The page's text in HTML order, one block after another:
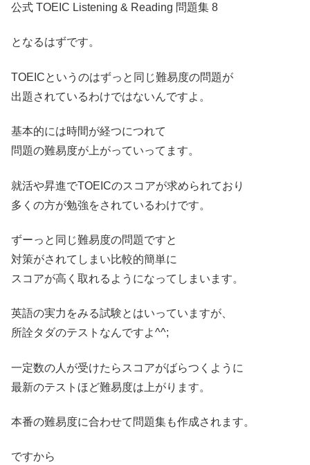
公式 TOEIC Listening & Reading 問題集 8
となるはずです。
TOEICというのはずっと同じ難易度の問題が
出題されているわけではないんですよ。
基本的には時間が経つにつれて
問題の難易度が上がっていってます。
就活や昇進でTOEICのスコアが求められており
多くの方が勉強をされているわけです。
ずーっと同じ難易度の問題ですと
対策がされてしまい比較的簡単に
スコアが高く取れるようになってしまいます。
英語の実力をみる試験とはいっていますが、
所詮タダのテストなんですよ^^;
一定数の人が受けたらスコアがばらつくように
最新のテストほど難易度は上がります。
本番の難易度に合わせて問題集も作成されます。
ですから